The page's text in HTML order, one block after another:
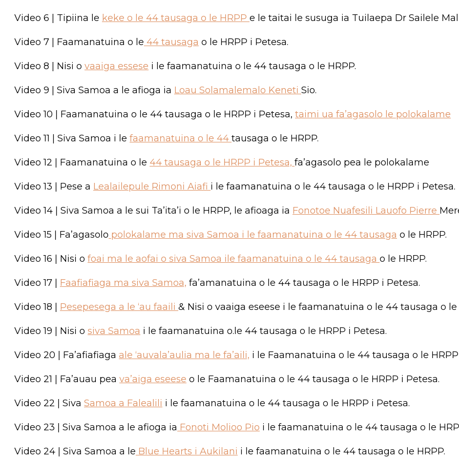
Video 6 | Tipiina le keke o le 44 tausaga o le HRPP e le taitai le susuga ia Tuilaepa Dr Sailele
Video 7 | Faamanatuina o le 44 tausaga o le HRPP i Petesa.
Video 8 | Nisi o vaaiga essese i le faamanatuina o le 44 tausaga o le HRPP.
Video 9 | Siva Samoa a le afioga ia Loau Solamalemalo Keneti Sio.
Video 10 | Faamanatuina o le 44 tausaga o le HRPP i Petesa, taimi ua fa’agasolo le polokalame
Video 11 | Siva Samoa i le faamanatuina o le 44 tausaga o le HRPP.
Video 12 | Faamanatuina o le 44 tausaga o le HRPP i Petesa, fa’agasolo pea le polokalame
Video 13 | Pese a Lealailepule Rimoni Aiafi i le faamanatuina o le 44 tausaga o le HRPP i Petesa.
Video 14 | Siva Samoa a le sui Ta’ita’i o le HRPP, le afioaga ia Fonotoe Nuafesili Lauofo Pierre
Video 15 | Fa’agasolo polokalame ma siva Samoa i le faamanatuina o le 44 tausaga o le HRPP.
Video 16 | Nisi o foai ma le aofai o siva Samoa ile faamanatuina o le 44 tausaga o le HRPP.
Video 17 | Faafiafiaga ma siva Samoa, fa’amanatuina o le 44 tausaga o le HRPP i Petesa.
Video 18 | Pesepesega a le ‘au faaili & Nisi o vaaiga eseese i le faamanatuina o le 44 tausaga o le
Video 19 | Nisi o siva Samoa i le faamanatuina o.le 44 tausaga o le HRPP i Petesa.
Video 20 | Fa’afiafiaga ale ‘auvala’aulia ma le fa’aili, i le Faamanatuina o le 44 tausaga o le
Video 21 | Fa’auau pea va’aiga eseese o le Faamanatuina o le 44 tausaga o le HRPP i Petesa.
Video 22 | Siva Samoa a Falealili i le faamanatuina o le 44 tausaga o le HRPP i Petesa.
Video 23 | Siva Samoa a le afioga ia Fonoti Molioo Pio i le faamanatuina o le 44 tausaga o le
Video 24 | Siva Samoa a le Blue Hearts i Aukilani i le faamanatuina o le 44 tausaga o le HRPP.